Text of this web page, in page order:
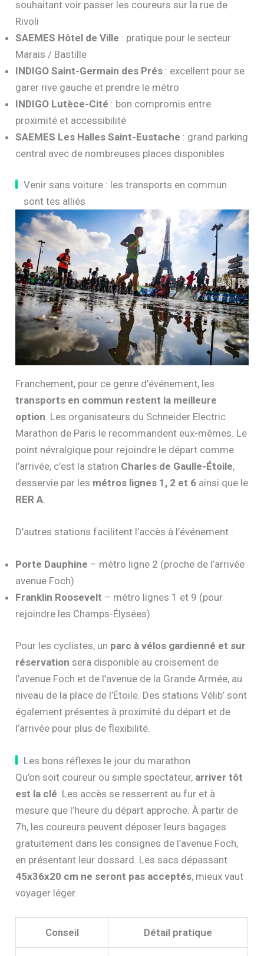
souhaitant voir passer les coureurs sur la rue de
Rivoli
SAEMES Hôtel de Ville : pratique pour le secteur
Marais / Bastille
INDIGO Saint-Germain des Prés : excellent pour se
garer rive gauche et prendre le métro
INDIGO Lutèce-Cité : bon compromis entre
proximité et accessibilité
SAEMES Les Halles Saint-Eustache : grand parking
central avec de nombreuses places disponibles
Venir sans voiture : les transports en commun
sont tes alliés
Franchement, pour ce genre d’événement, les
transports en commun restent la meilleure
option . Les organisateurs du Schneider Electric
Marathon de Paris le recommandent eux-mêmes. Le
point névralgique pour rejoindre le départ comme
l’arrivée, c’est la station Charles de Gaulle-Étoile,
desservie par les métros lignes 1, 2 et 6 ainsi que le
RER A
D’autres stations facilitent l’accès à l’événement :
Porte Dauphine – métro ligne 2 (proche de l’arrivée
avenue Foch)
Franklin Roosevelt – métro lignes 1 et 9 (pour
rejoindre les Champs-Élysées)
Pour les cyclistes, un parc à vélos gardienné et sur
réservation sera disponible au croisement de
l’avenue Foch et de l’avenue de la Grande Armée, au
niveau de la place de l’Étoile. Des stations Vélib’ sont
également présentes à proximité du départ et de
l’arrivée pour plus de flexibilité.
Les bons réflexes le jour du marathon
Qu’on soit coureur ou simple spectateur, arriver tôt
est la clé . Les accès se resserrent au fur et à
mesure que l’heure du départ approche. À partir de
7h, les coureurs peuvent déposer leurs bagages
gratuitement dans les consignes de l’avenue Foch,
en présentant leur dossard. Les sacs dépassant
45x36x20 cm ne seront pas acceptés, mieux vaut
voyager léger.
Conseil Détail pratique